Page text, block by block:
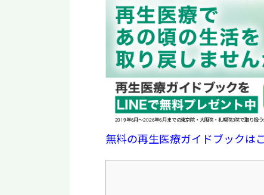
2019年6月〜2026年6月までの東京院・大阪院・札幌院3院で取り扱う
無料の再生医療ガイドブックは